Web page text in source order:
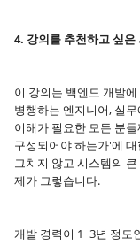
4. 강의를 추천하고 싶은
이 강의는 백엔드 개발
병행하는 엔지니어, 실
이해가 필요한 모든 분
구성되어야 하는가'에
그치지 않고 시스템의
제가 그렇습니다.
개발 경력이 1~3년 정도